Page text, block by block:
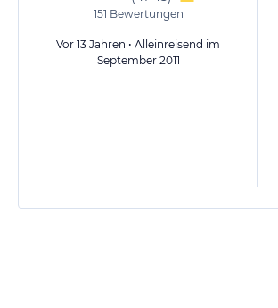
151 Bewertungen
Vor 13 Jahren • Alleinreisend im
September 2011